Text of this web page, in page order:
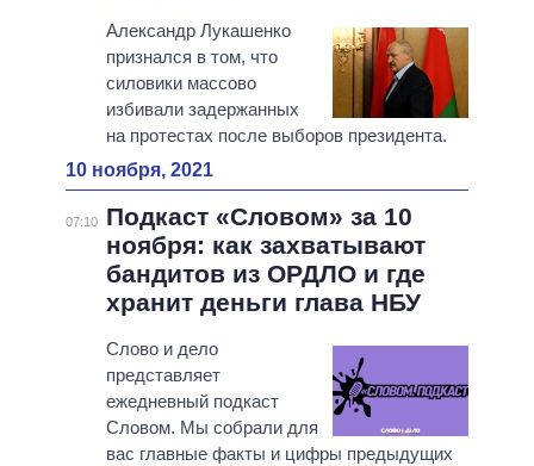
Александр Лукашенко
признался в том, что
силовики массово
избивали задержанных
на протестах после выборов президента.
10 ноября, 2021
07:10
Подкаст «Словом» за 10
ноября: как захватывают
бандитов из ОРДЛО и где
хранит деньги глава НБУ
Слово и дело
представляет
ежедневный подкаст
Словом. Мы собрали для
вас главные факты и цифры предыдущих